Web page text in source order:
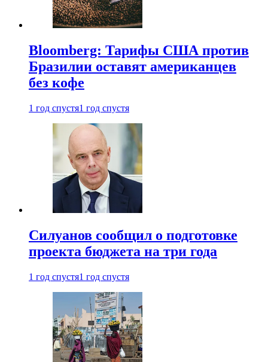
Bloomberg: Тарифы США против
Бразилии оставят американцев
без кофе
1 год спустя1 год спустя
Силуанов сообщил о подготовке
проекта бюджета на три года
1 год спустя1 год спустя